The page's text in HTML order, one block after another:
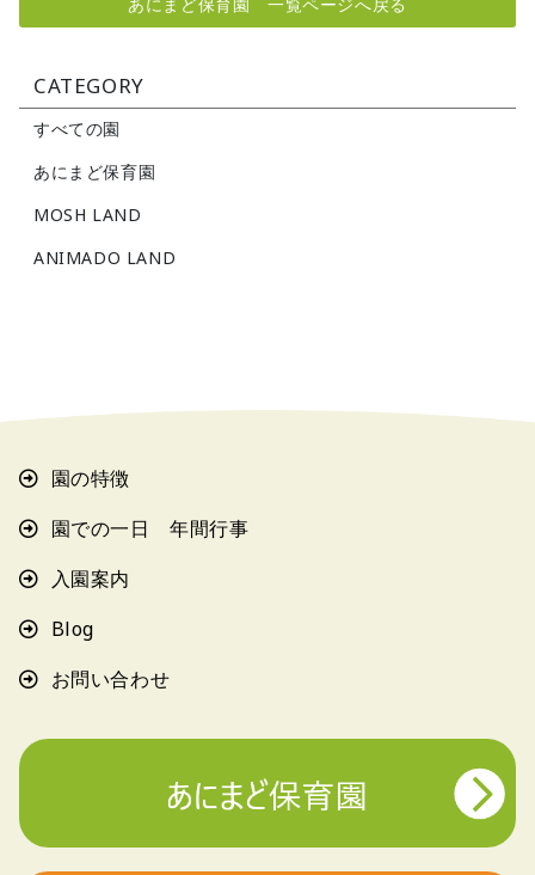
CATEGORY
すべての園
あにまど保育園
MOSH LAND
ANIMADO LAND
園の特徴
園での一日 年間行事
入園案内
Blog
お問い合わせ